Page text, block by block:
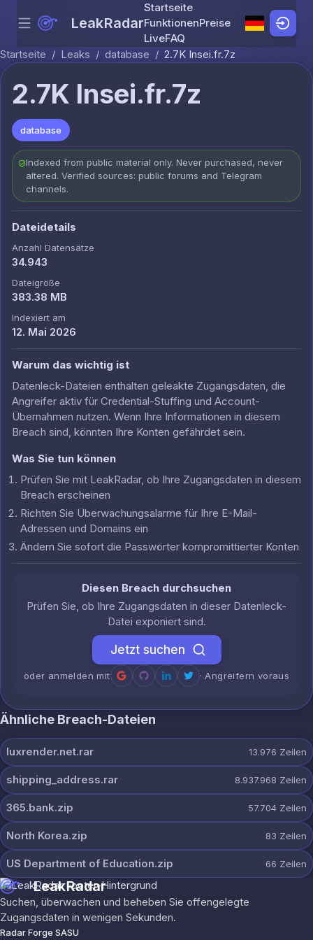
Skip to content
Menu LeakRadar
Startseite
FunktionenPreise
LiveFAQ
Startseite / Leaks / database / 2.7K Insei.fr.7z
2.7K Insei.fr.7z
database
Indexed from public material only. Never purchased, never
altered. Verified sources: public forums and Telegram
channels.
Dateidetails
Anzahl Datensätze
34.943
Dateigröße
383.38 MB
Indexiert am
12. Mai 2026
Warum das wichtig ist
Datenleck-Dateien enthalten geleakte Zugangsdaten, die
Angreifer aktiv für Credential-Stuffing und Account-
Übernahmen nutzen. Wenn Ihre Informationen in diesem
Breach sind, könnten Ihre Konten gefährdet sein.
Was Sie tun können
Prüfen Sie mit LeakRadar, ob Ihre Zugangsdaten in diesem
Breach erscheinen
Richten Sie Überwachungsalarme für Ihre E-Mail-
Adressen und Domains ein
Ändern Sie sofort die Passwörter kompromittierter Konten
Diesen Breach durchsuchen
Prüfen Sie, ob Ihre Zugangsdaten in dieser Datenleck-
Datei exponiert sind.
Jetzt suchen
oder anmelden mit · Angreifern voraus
Ähnliche Breach-Dateien
luxrender.net.rar 13.976 Zeilen
shipping_address.rar 8.937.968 Zeilen
365.bank.zip 57.704 Zeilen
North Korea.zip 83 Zeilen
US Department of Education.zip 66 Zeilen
LeakRadar
Suchen, überwachen und beheben Sie offengelegte
Zugangsdaten in wenigen Sekunden.
Radar Forge SASU